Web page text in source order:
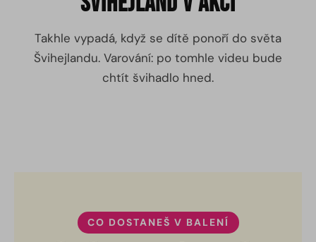
Takhle vypadá, když se dítě ponoří do světa
Švihejlandu. Varování: po tomhle videu bude
chtít švihadlo hned.
CO DOSTANEŠ V BALENÍ